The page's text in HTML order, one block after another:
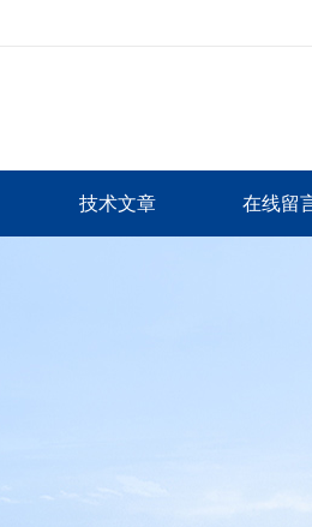
技术文章 在线留